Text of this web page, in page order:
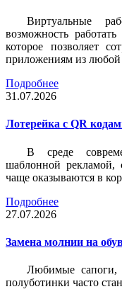
Виртуальные
возможность
которое позволяет
приложениям из любой
Подробнее
31.07.2026
Лотерейка c QR
В среде
шаблонной рекламой,
чаще оказываются в
Подробнее
27.07.2026
Замена молнии на
Любимые сапоги,
полуботинки часто